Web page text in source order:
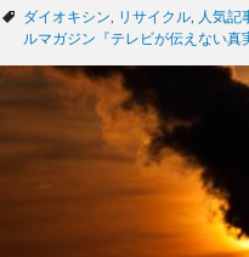
テ
ゴ
ー
タ
グ
ダイオキシン リサイクル 人気記
ルマガジン『テレビが伝えない真